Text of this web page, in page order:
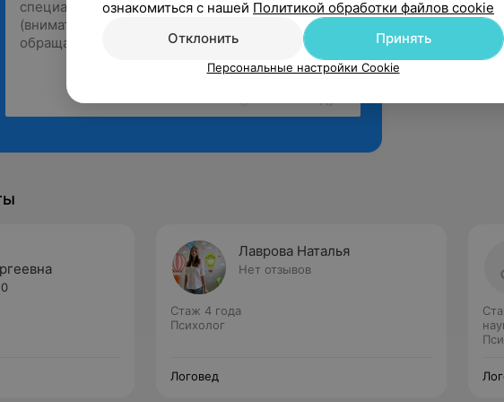
Лаврова Наталья
Нет отзывов
Стаж 4 года
Психолог
Логовед
ознакомиться с нашей Политикой обработки файлов cookie
Отклонить
Принять
Персональные настройки Cookie